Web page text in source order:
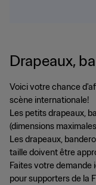
Drapeaux,
Voici votre chance
scène internationale!
Les petits drapeaux,
(dimensions
Les drapeaux,
taille doivent être
Faites votre demande
pour supporters de la